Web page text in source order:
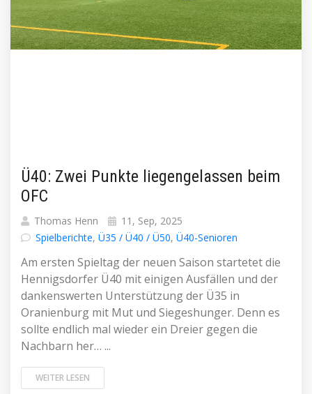
Ü40: Zwei Punkte liegengelassen beim
OFC
Thomas Henn
11, Sep, 2025
Spielberichte, Ü35 / Ü40 / Ü50, Ü40-Senioren
Am ersten Spieltag der neuen Saison startetet die
Hennigsdorfer Ü40 mit einigen Ausfällen und der
dankenswerten Unterstützung der Ü35 in
Oranienburg mit Mut und Siegeshunger. Denn es
sollte endlich mal wieder ein Dreier gegen die
Nachbarn her… ...
WEITER LESEN